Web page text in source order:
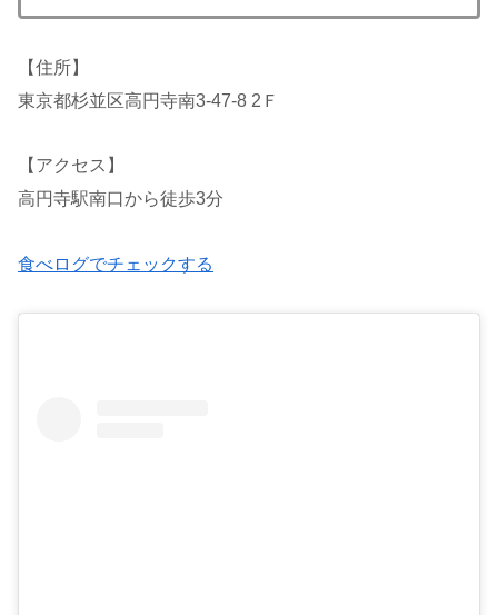
【住所】
東京都杉並区高円寺南3-47-8 2Ｆ
【アクセス】
高円寺駅南口から徒歩3分
食べログでチェックする